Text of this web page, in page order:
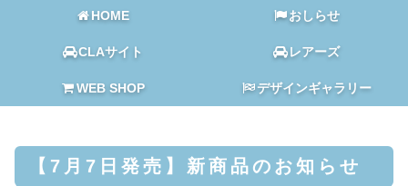
HOME おしらせ
CLAサイト レアーズ
WEB SHOP デザインギャラリー
【7月7日発売】新商品のお知らせ